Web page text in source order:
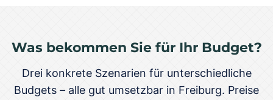
Was bekommen Sie für Ihr Budget?
Drei konkrete Szenarien für unterschiedliche
Budgets – alle gut umsetzbar in Freiburg. Preise